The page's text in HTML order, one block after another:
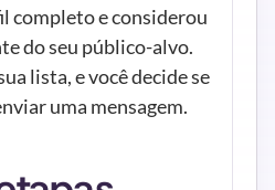
completo e considerou
do seu público-alvo.
lista, e você decide se
uma mensagem.